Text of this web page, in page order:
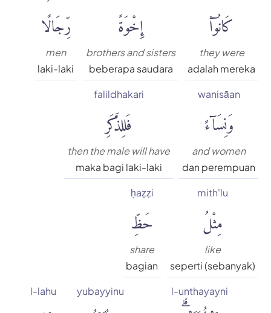
كَانُوٓا۟
they were
adalah mereka
إِخْوَةً
brothers and sisters
beberapa saudara
رِّجَالًا
men
laki-laki
wanisāan
وَنِسَآءً
and women
dan perempuan
falildhakari
فَلِلذَّكَرِ
then the male will have
maka bagi laki-laki
mith'lu
مِثْلُ
like
seperti (sebanyak)
ḥaẓẓi
حَظِّ
share
bagian
l-unthayayni
yubayyinu
l-lahu